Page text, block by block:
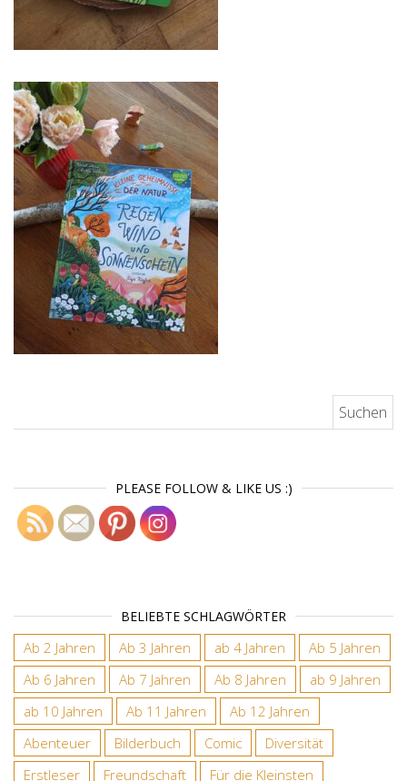
PLEASE FOLLOW & LIKE US :)
BELIEBTE SCHLAGWÖRTER
Ab 2 Jahren Ab 3 Jahren ab 4 Jahren
Ab 5 Jahren
Ab 6 Jahren
Ab 7 Jahren Ab 8 Jahren
ab 9 Jahren
ab 10 Jahren
Ab 11 Jahren
Ab 12 Jahren
Abenteuer
Bilderbuch Comic
Diversität
Erstleser
Freundschaft
Für die Kleinsten